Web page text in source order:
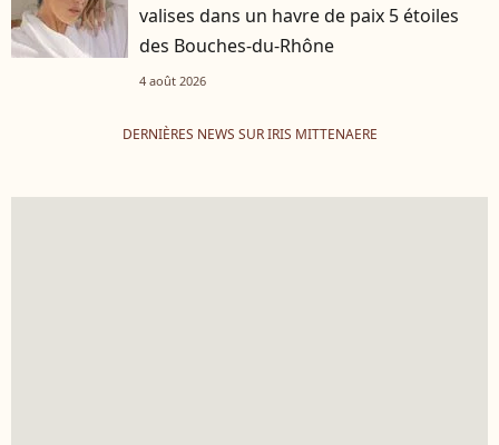
valises dans un havre de paix 5 étoiles
des Bouches-du-Rhône
4 août 2026
DERNIÈRES NEWS SUR IRIS MITTENAERE